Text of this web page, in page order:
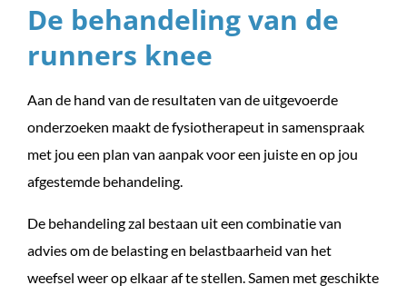
De behandeling van de
runners knee
Aan de hand van de resultaten van de uitgevoerde
onderzoeken maakt de fysiotherapeut in samenspraak
met jou een plan van aanpak voor een juiste en op jou
afgestemde behandeling.
De behandeling zal bestaan uit een combinatie van
advies om de belasting en belastbaarheid van het
weefsel weer op elkaar af te stellen. Samen met geschikte